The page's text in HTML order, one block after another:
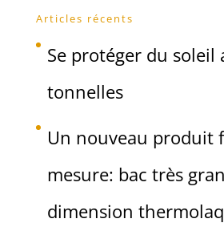
Articles récents
Se protéger du soleil
tonnelles
Un nouveau produit
mesure: bac très
dimension